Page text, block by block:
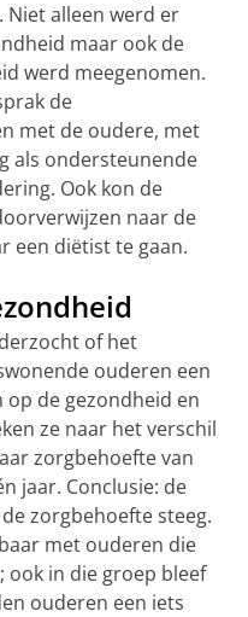
Niet alleen werd er
maar ook de
werd meegenomen.
de
met de oudere, met
als ondersteunende
Ook kon de
naar de
een diëtist te gaan.
of het
ouderen een
de gezondheid en
ze naar het verschil
zorgbehoefte van
jaar. Conclusie: de
zorgbehoefte steeg.
met ouderen die
in die groep bleef
ouderen een iets